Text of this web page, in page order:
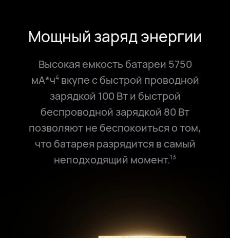
Мощный заряд энергии
Высокая емкость батареи 5750
мА*ч4вкупе с быстрой проводной
зарядкой 100 Вт и быстрой
беспроводной зарядкой 80 Вт
позволяют не беспокоиться о том,
что батарея разрядится в самый
неподходящий момент.⁠13